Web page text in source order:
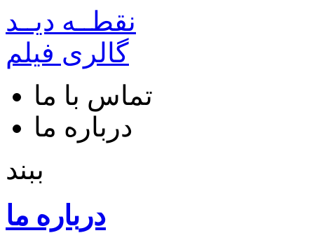
نقطــه دیــد
گالری فیلم
تماس با ما
درباره ما
ببند
درباره ما